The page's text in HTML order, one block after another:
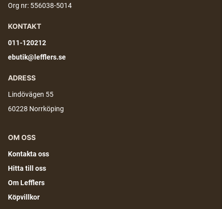
Org nr: 556038-5014
KONTAKT
011-120212
ebutik@lefflers.se
ADRESS
Lindövägen 55
60228 Norrköping
OM OSS
Kontakta oss
Hitta till oss
Om Lefflers
Köpvillkor